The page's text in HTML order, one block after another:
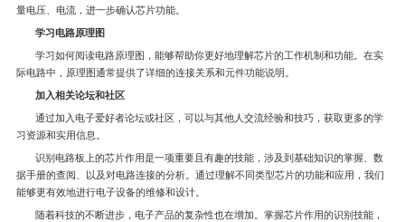
量电压、电流，进一步确认芯片功能。
学习电路原理图
学习如何阅读电路原理图，能够帮助你更好地理解芯片的工作机制和功能。在实
际电路中，原理图通常提供了详细的连接关系和元件功能说明。
加入相关论坛和社区
通过加入电子爱好者论坛或社区，可以与其他人交流经验和技巧，获取更多的学
习资源和实用信息。
识别电路板上的芯片作用是一项重要且有趣的技能，涉及到基础知识的掌握、数
据手册的查阅、以及对电路连接的分析。通过理解不同类型芯片的功能和应用，我们
能够更有效地进行电子设备的维修和设计。
随着科技的不断进步，电子产品的复杂性也在增加。掌握芯片作用的识别技能，